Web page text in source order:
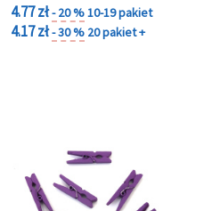
4.77 zł- 20 %10-19 pakiet
4.17 zł- 30 % 20 pakiet +